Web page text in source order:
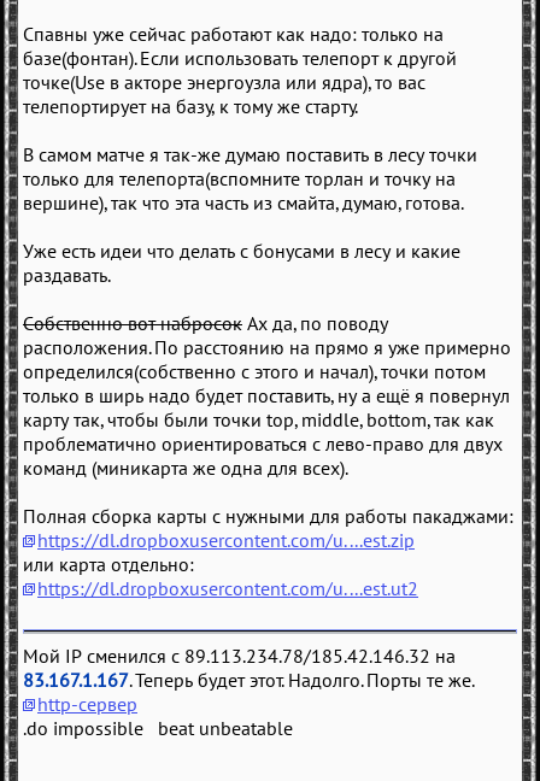
Спавны уже сейчас работают как надо: только на
базе(фонтан). Если использовать телепорт к другой
точке(Use в акторе энергоузла или ядра), то вас
телепортирует на базу, к тому же старту.
В самом матче я так-же думаю поставить в лесу точки
только для телепорта(вспомните торлан и точку на
вершине), так что эта часть из смайта, думаю, готова.
Уже есть идеи что делать с бонусами в лесу и какие
раздавать.
Собственно вот набросок Ах да, по поводу
расположения. По расстоянию на прямо я уже примерно
определился(собственно с этого и начал), точки потом
только в ширь надо будет поставить, ну а ещё я повернул
карту так, чтобы были точки top, middle, bottom, так как
проблематично ориентироваться с лево-право для двух
команд (миникарта же одна для всех).
Полная сборка карты с нужными для работы пакаджами:
https://dl.dropboxusercontent.com/u....est.zip
или карта отдельно:
https://dl.dropboxusercontent.com/u....est.ut2
Мой IP сменился с 89.113.234.78/185.42.146.32 на
83.167.1.167. Теперь будет этот. Надолго. Порты те же.
http-сервер
.do impossible beat unbeatable